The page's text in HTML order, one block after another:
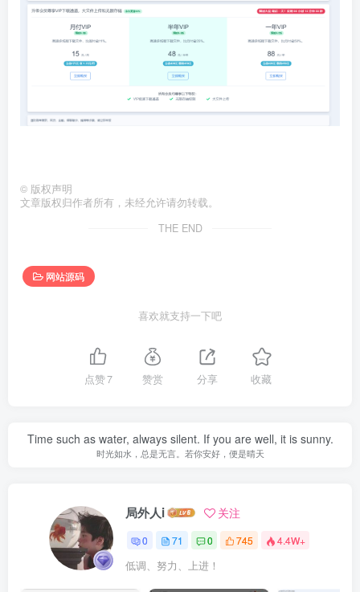
© 版权声明
文章版权归作者所有，未经允许请勿转载。
THE END
网站源码
喜欢就支持一下吧
点赞7 赞赏 分享 收藏
Time such as water, always silent. If you are well, it is sunny.
时光如水，总是无言。若你安好，便是晴天
局外人i 关注
0 71 0 745 4.4W+
低调、努力、上进！